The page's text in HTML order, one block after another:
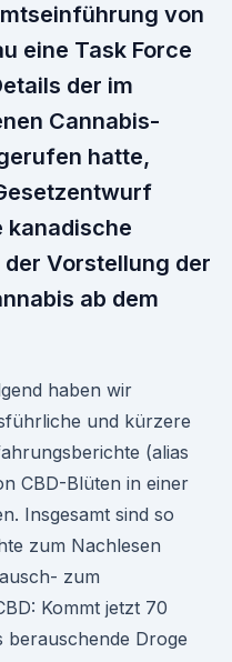
von
eine Task Force
der im
Cannabis-
hatte,
kanadische
Vorstellung der
ab dem
haben wir
und kürzere
(alias
CBD-Blüten in einer
Insgesamt sind so
zum Nachlesen
zum
Kommt jetzt 70
Droge